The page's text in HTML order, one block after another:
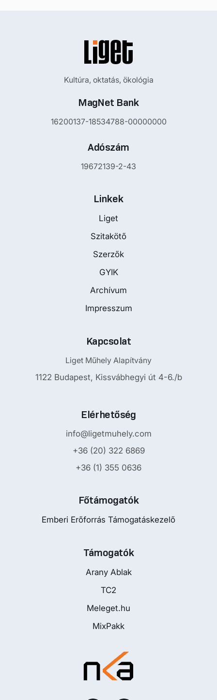
Kultúra, oktatás, ökológia
MagNet Bank
16200137-18534788-00000000
Adószám
19672139-2-43
Linkek
Liget
Szitakötő
Szerzők
GYIK
Archívum
Impresszum
Kapcsolat
Liget Műhely Alapítvány
1122 Budapest, Kissvábhegyi út 4-6./b
Elérhetőség
info@ligetmuhely.com
+36 (20) 322 6869
+36 (1) 355 0636
Főtámogatók
Emberi Erőforrás Támogatáskezelő
Támogatók
Arany Ablak
TC2
Meleget.hu
MixPakk